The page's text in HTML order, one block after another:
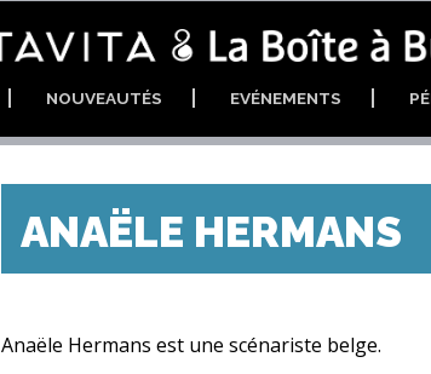
NOUVEAUTÉS EVÉNEMENTS
ANAËLE HERMANS
Anaële Hermans est une scénariste belge.